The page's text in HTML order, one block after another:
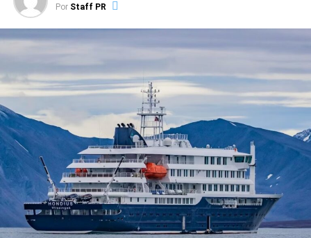
Por Staff PR